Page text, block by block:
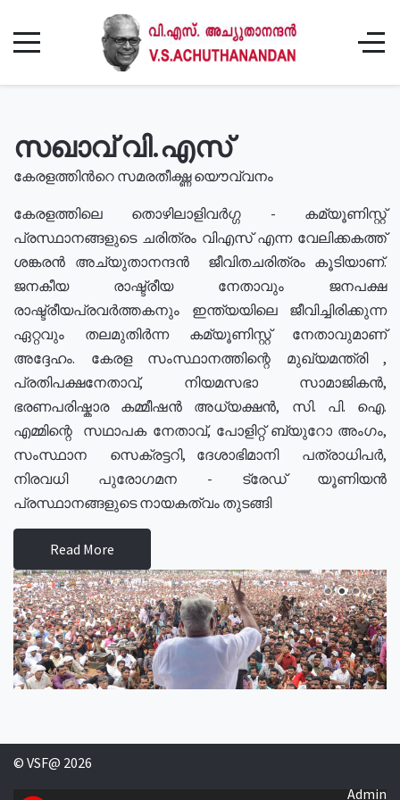
സഖാവ് വി.എസ്
കേരളത്തിൻറെ സമരതീക്ഷ്ണ യൌവ്വനം
കേരളത്തിലെ തൊഴിലാളിവർഗ്ഗ - കമ്യൂണിസ്റ്റ്
പ്രസ്ഥാനങ്ങളുടെ ചരിത്രം വിഎസ് എന്ന വേലിക്കകത്ത്
ശങ്കരൻ അച്യുതാനന്ദൻ ജീവിതചരിത്രം കൂടിയാണ്.
ജനകീയ രാഷ്ട്രീയ നേതാവും ജനപക്ഷ
രാഷ്ട്രീയപ്രവർത്തകനും ഇന്ത്യയിലെ ജീവിച്ചിരിക്കുന്ന
ഏറ്റവും തലമുതിർന്ന കമ്യൂണിസ്റ്റ് നേതാവുമാണ്
അദ്ദേഹം. കേരള സംസ്ഥാനത്തിന്റെ മുഖ്യമന്ത്രി ,
പ്രതിപക്ഷനേതാവ്, നിയമസഭാ സാമാജികൻ,
ഭരണപരിഷ്കാര കമ്മീഷൻ അധ്യക്ഷൻ, സി. പി. ഐ.
എമ്മിന്റെ സഥാപക നേതാവ്, പോളിറ്റ് ബ്യുറോ അംഗം,
സംസ്ഥാന സെക്രട്ടറി, ദേശാഭിമാനി പത്രാധിപർ,
നിരവധി പുരോഗമന - ട്രേഡ് യൂണിയൻ
പ്രസ്ഥാനങ്ങളുടെ നായകത്വം തുടങ്ങി
Read More
© VSF@ 2026
Admin